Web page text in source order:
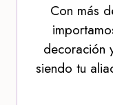
Con más
decoración
siendo tu